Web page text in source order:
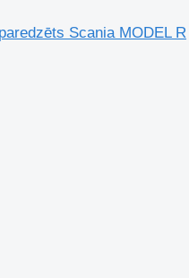
Scania MODEL R